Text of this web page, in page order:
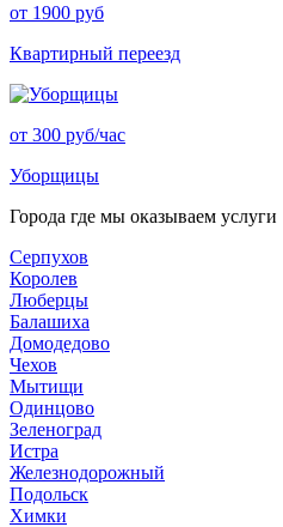
от 1900 руб
Квартирный переезд
от 300 руб/час
Уборщицы
Города где мы оказываем услуги
Серпухов
Королев
Люберцы
Балашиха
Домодедово
Чехов
Мытищи
Одинцово
Зеленоград
Истра
Железнодорожный
Подольск
Химки